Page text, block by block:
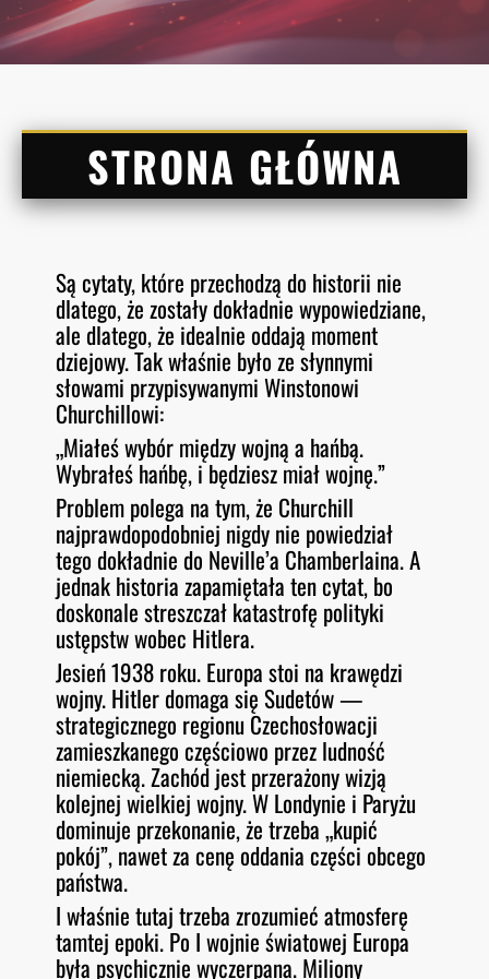
STRONA GŁÓWNA
Są cytaty, które przechodzą do historii nie
dlatego, że zostały dokładnie wypowiedziane,
ale dlatego, że idealnie oddają moment
dziejowy. Tak właśnie było ze słynnymi
słowami przypisywanymi Winstonowi
Churchillowi:
„Miałeś wybór między wojną a hańbą.
Wybrałeś hańbę, i będziesz miał wojnę.”
Problem polega na tym, że Churchill
najprawdopodobniej nigdy nie powiedział
tego dokładnie do Neville’a Chamberlaina. A
jednak historia zapamiętała ten cytat, bo
doskonale streszczał katastrofę polityki
ustępstw wobec Hitlera.
Jesień 1938 roku. Europa stoi na krawędzi
wojny. Hitler domaga się Sudetów —
strategicznego regionu Czechosłowacji
zamieszkanego częściowo przez ludność
niemiecką. Zachód jest przerażony wizją
kolejnej wielkiej wojny. W Londynie i Paryżu
dominuje przekonanie, że trzeba „kupić
pokój”, nawet za cenę oddania części obcego
państwa.
I właśnie tutaj trzeba zrozumieć atmosferę
tamtej epoki. Po I wojnie światowej Europa
była psychicznie wyczerpana. Miliony